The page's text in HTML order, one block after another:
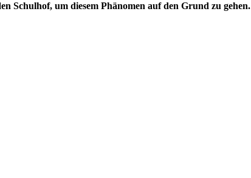
Schulhof, um diesem Phänomen auf den Grund zu gehen.